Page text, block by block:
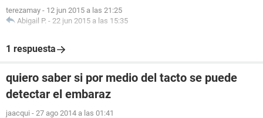
terezamay - 12 jun 2015 a las 21:25
Abigail P. - 22 jun 2015 a las 15:35
1 respuesta
quiero saber si por medio del tacto se puede
detectar el embaraz
jaacqui - 27 ago 2014 a las 01:41